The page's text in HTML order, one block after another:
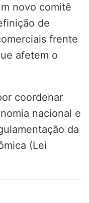
novo comitê
de
frente
afetem o
coordenar
nacional e
da
(Lei